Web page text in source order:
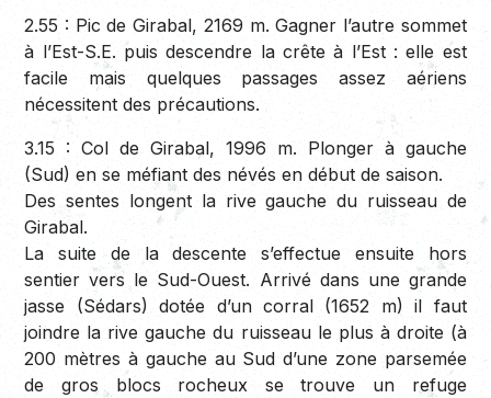
2.55 : Pic de Girabal, 2169 m. Gagner l’autre sommet
à l’Est-S.E. puis descendre la crête à l’Est : elle est
facile mais quelques passages assez aériens
nécessitent des précautions.
3.15 :Col de Girabal, 1996 m. Plonger à gauche
(Sud) en se méfiant des névés en début de saison.
Des sentes longent la rive gauche du ruisseau de
Girabal.
La suite de la descente s’effectue ensuite hors
sentier vers le Sud-Ouest. Arrivé dans une grande
jasse (Sédars) dotée d’un corral (1652 m) il faut
joindre la rive gauche du ruisseau le plus à droite (à
200 mètres à gauche au Sud d’une zone parsemée
de gros blocs rocheux se trouve un refuge